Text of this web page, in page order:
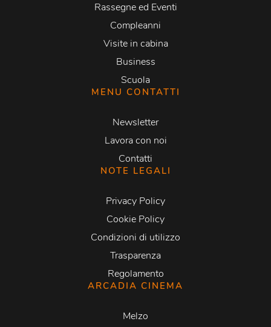
Rassegne ed Eventi
Compleanni
Visite in cabina
Business
Scuola
MENU CONTATTI
Newsletter
Lavora con noi
Contatti
NOTE LEGALI
Privacy Policy
Cookie Policy
Condizioni di utilizzo
Trasparenza
Regolamento
ARCADIA CINEMA
Melzo